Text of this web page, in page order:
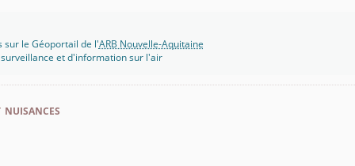
sur le Géoportail de l'ARB Nouvelle-Aquitaine
surveillance et d'information sur l'air